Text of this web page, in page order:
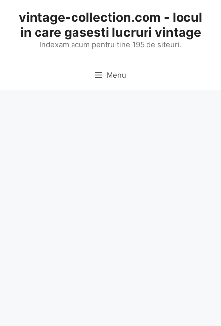
content
vintage-collection.com - locul
in care gasesti lucruri vintage
Indexam acum pentru tine 195 de siteuri.
Menu